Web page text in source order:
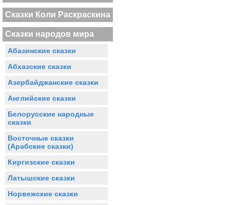
Сказки Коли Раскраскина
Сказки народов мира
Абазинские сказки
Абхазские сказки
Азербайджанские сказки
Английские сказки
Белорусские народные
сказки
Восточные сказки
(Арабские сказки)
Киргизские сказки
Латышские сказки
Норвежские сказки